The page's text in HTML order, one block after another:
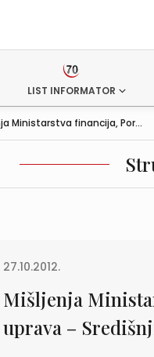
LIST INFORMATOR
Ministarstva financija, Por...
27.10.2012.
Mišljenja
uprava –